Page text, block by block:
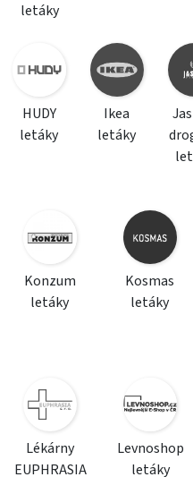
letáky
HUDY
letáky
Ikea
letáky
Konzum
letáky
Kosmas
letáky
Lékárny
EUPHRASIA
Levnoshop
letáky